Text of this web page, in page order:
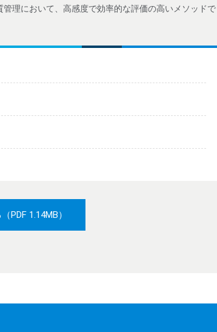
理において、高感度で効率的な評価の高いメソッドで
（PDF 1.14MB）